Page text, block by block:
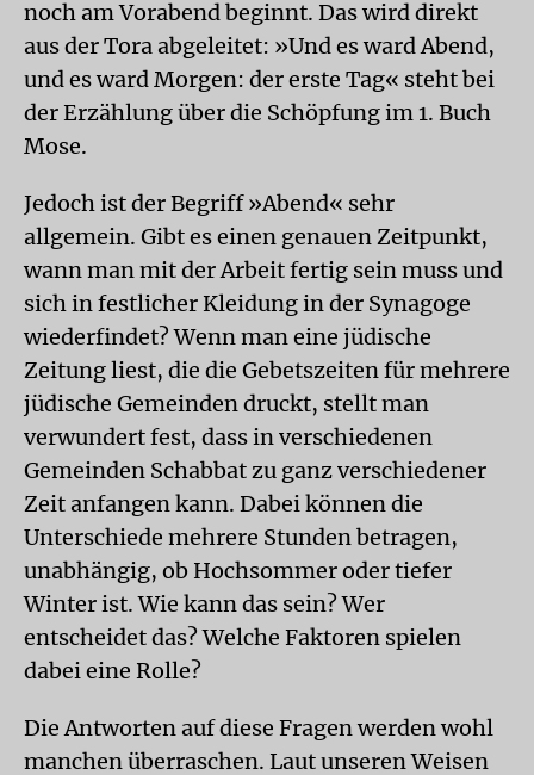
noch am Vorabend beginnt. Das wird direkt
aus der Tora abgeleitet: »Und es ward Abend,
und es ward Morgen: der erste Tag« steht bei
der Erzählung über die Schöpfung im 1. Buch
Mose.
Jedoch ist der Begriff »Abend« sehr
allgemein. Gibt es einen genauen Zeitpunkt,
wann man mit der Arbeit fertig sein muss und
sich in festlicher Kleidung in der Synagoge
wiederfindet? Wenn man eine jüdische
Zeitung liest, die die Gebetszeiten für mehrere
jüdische Gemeinden druckt, stellt man
verwundert fest, dass in verschiedenen
Gemeinden Schabbat zu ganz verschiedener
Zeit anfangen kann. Dabei können die
Unterschiede mehrere Stunden betragen,
unabhängig, ob Hochsommer oder tiefer
Winter ist. Wie kann das sein? Wer
entscheidet das? Welche Faktoren spielen
dabei eine Rolle?
Die Antworten auf diese Fragen werden wohl
manchen überraschen. Laut unseren Weisen